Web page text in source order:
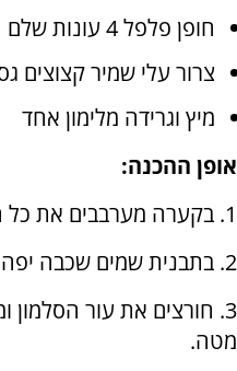
חופן פלפל 4 עונות שלם
צרור עלי שמיר קצוצים
מיץ וגרידה מלימון אחד
אופן ההכנה:
1. בקערה מערבבים את כל הרכיבים למעט הסלמון.
2. בתבנית שמים שכבה יפה של התערובת.
3. חורצים את עור הסלמון
מטה.